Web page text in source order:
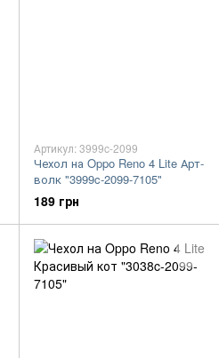
Артикул: 3999c-2099
Чехол на Oppo Reno 4 Lite Арт-
волк "3999c-2099-7105"
189 грн